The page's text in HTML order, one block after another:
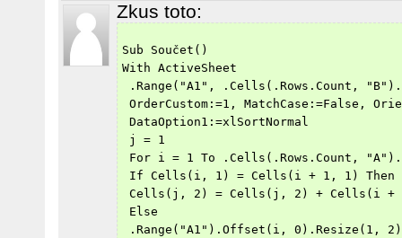
Zkus toto:
Sub Součet()
With ActiveSheet
.Range("A1", .Cells(.Rows.Count,
OrderCustom:=1, MatchCase:=False,
DataOption1:=xlSortNormal
j = 1
For i = 1 To .Cells(.Rows.Count,
If Cells(i, 1) = Cells(i + 1, 1) Then
Cells(j, 2) = Cells(j, 2) + Cells(i +
Else
.Range("A1").Offset(i, 0).Resize(1,